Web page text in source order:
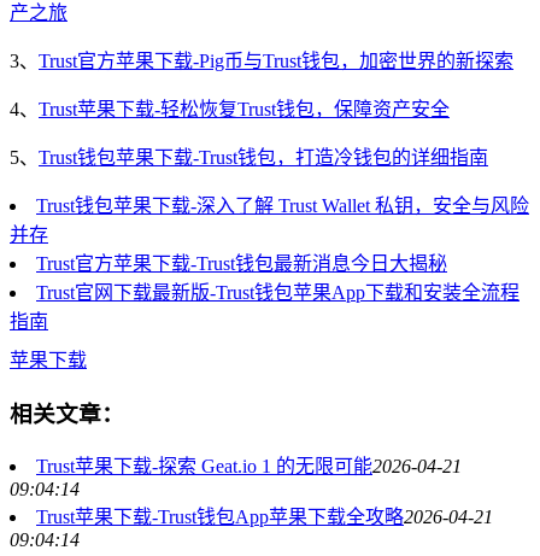
产之旅
3、 Trust官方苹果下载-Pig币与Trust钱包，加密世界的新探索
4、 Trust苹果下载-轻松恢复Trust钱包，保障资产安全
5、 Trust钱包苹果下载-Trust钱包，打造冷钱包的详细指南
Trust钱包苹果下载-深入了解 Trust Wallet 私钥，安全与风险
并存
Trust官方苹果下载-Trust钱包最新消息今日大揭秘
Trust官网下载最新版-Trust钱包苹果App下载和安装全流程
指南
苹果下载
相关文章：
Trust苹果下载-探索 Geat.io 1 的无限可能2026-04-21
09:04:14
Trust苹果下载-Trust钱包App苹果下载全攻略2026-04-21
09:04:14